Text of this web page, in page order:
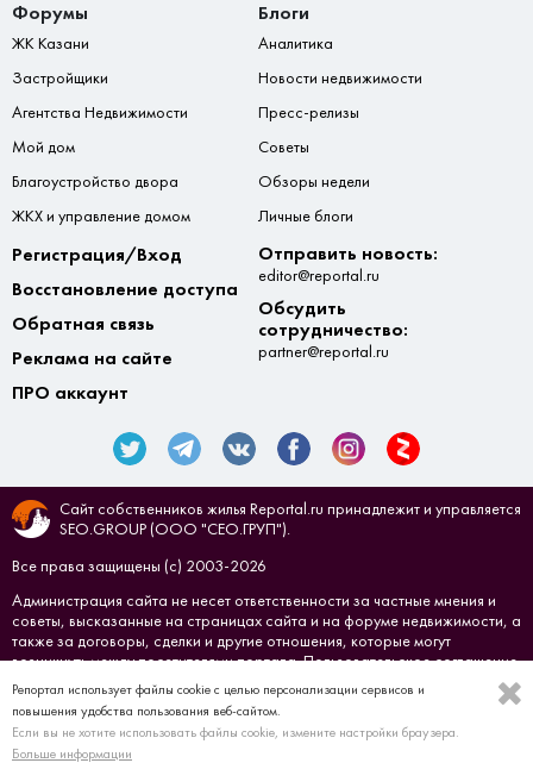
Репортал использует файлы cookie с целью персонализации сервисов и
повышения удобства пользования веб-сайтом.
Если вы не хотите использовать файлы cookie, измените настройки браузера.
Больше информации
Форумы
ЖК Казани
Застройщики
Агентства Недвижимости
Мой дом
Благоустройство двора
ЖКХ и управление домом
Блоги
Аналитика
Новости недвижимости
Пресс-релизы
Советы
Обзоры недели
Личные блоги
Регистрация/Вход
Восстановление доступа
Обратная связь
Реклама на сайте
ПРО аккаунт
Отправить новость:
editor@reportal.ru
Обсудить
сотрудничество:
partner@reportal.ru
Сайт собственников жилья Reportal.ru принадлежит и управляется
SEO.GROUP (ООО "СЕО.ГРУП").
Все права защищены (с) 2003-2026
Администрация сайта не несет ответственности за частные мнения и
советы, высказанные на страницах сайта и на форуме недвижимости, а
также за договоры, сделки и другие отношения, которые могут
возникнуть между посетителями портала.Пользовательское соглашение
Создано в СЕО.ГРУП